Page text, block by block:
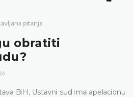
pitanja
obratiti
BiH, Ustavni sud ima apelacionu